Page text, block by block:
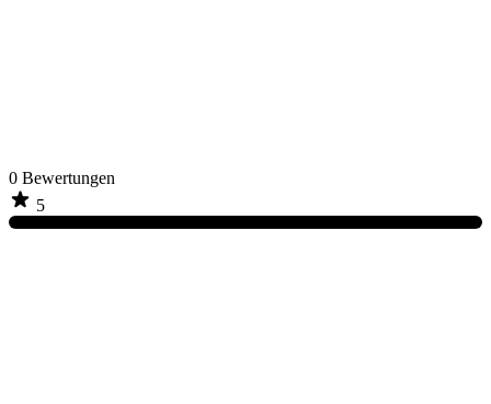
0 Bewertungen
5